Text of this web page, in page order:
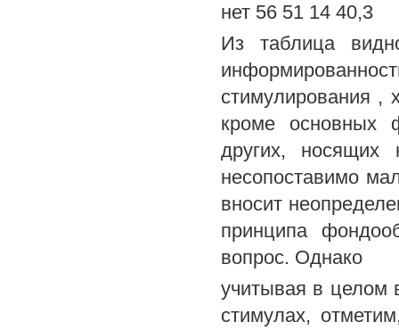
нет 56 51 14 40,3
Из таблица
стимулирования ,
кроме основных
других, носящих
несопоставимо
вносит
принципа
вопрос. Однако
учитывая в целом
стимулах,